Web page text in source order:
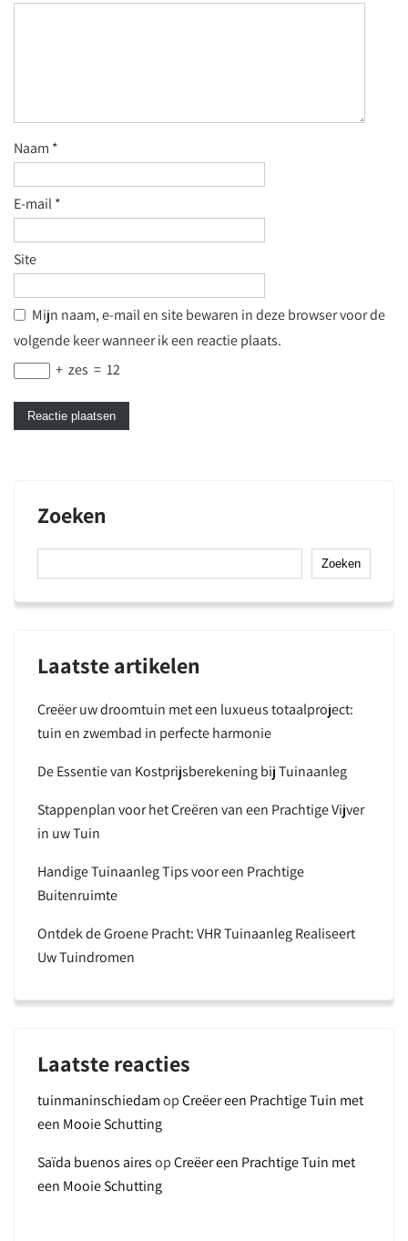
Naam *
E-mail*
Site
Mijn naam, e-mail en site bewaren in deze browser voor de
volgende keer wanneer ik een reactie plaats.
+ zes = 12
Zoeken
Zoeken
Laatste artikelen
Creëer uw droomtuin met een luxueus totaalproject:
tuin en zwembad in perfecte harmonie
De Essentie van Kostprijsberekening bij Tuinaanleg
Stappenplan voor het Creëren van een Prachtige Vijver
in uw Tuin
Handige Tuinaanleg Tips voor een Prachtige
Buitenruimte
Ontdek de Groene Pracht: VHR Tuinaanleg Realiseert
Uw Tuindromen
Laatste reacties
tuinmaninschiedamopCreëer een Prachtige Tuin met
een Mooie Schutting
Saïda buenos airesopCreëer een Prachtige Tuin met
een Mooie Schutting